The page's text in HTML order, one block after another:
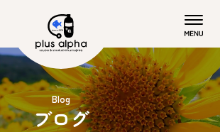
Blog
ブログ